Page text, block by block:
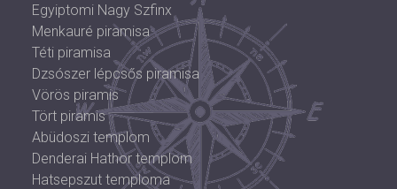
Egyiptomi Nagy Szfinx
Menkauré piramisa
Téti piramisa
Dzsószer lépcsős piramisa
Vörös piramis
Tört piramis
Abüdoszi templom
Denderai Hathor templom
Hatsepszut temploma